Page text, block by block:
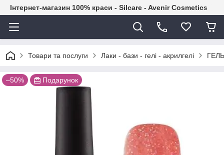
Інтернет-магазин 100% краси - Silcare - Avenir Cosmetics
Товари та послуги Лаки - бази - гелі - акрилгелі
–50% Подарунок